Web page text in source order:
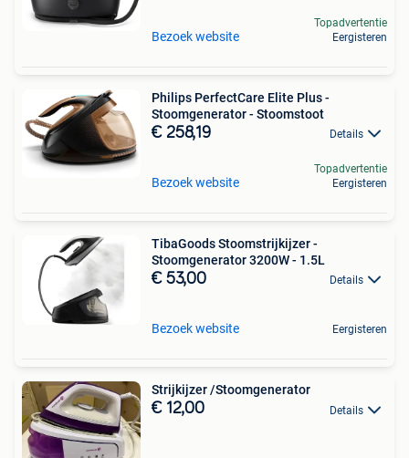
Bezoek website
Topadvertentie
Eergisteren
Philips PerfectCare Elite Plus -
Stoomgenerator - Stoomstoot
€ 258,19 Details
Bezoek website
Topadvertentie
Eergisteren
TibaGoods Stoomstrijkijzer -
Stoomgenerator 3200W - 1.5L
€ 53,00 Details
Bezoek website Eergisteren
Strijkijzer /Stoomgenerator
€ 12,00 Details